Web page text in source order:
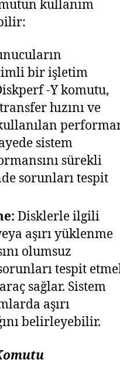
kullanım
bir işletim
-Y komutu,
hızını ve
sistem
sürekli
sorunları tespit
Disklerle ilgili
aşırı yüklenme
olumsuz
tespit
sağlar. Sistem
aşırı
belirleyebilir.